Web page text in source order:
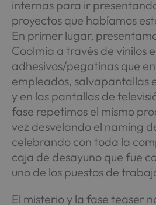
internas para ir
proyectos que habíamos
En primer lugar,
Coolmia a través de vinilos
adhesivos/pegatinas que
empleados, salvapantallas
y en las pantallas de
fase repetimos el mismo
vez desvelando el naming
celebrando con toda la
caja de desayuno que fue
uno de los puestos de
El misterio y la fase teaser